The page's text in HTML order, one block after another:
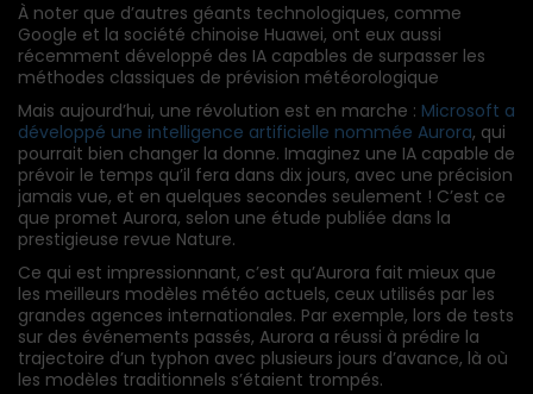
À noter que d’autres géants technologiques, comme
Google et la société chinoise Huawei, ont eux aussi
récemment développé des IA capables de surpasser les
méthodes classiques de prévision météorologique
Mais aujourd’hui, une révolution est en marche : Microsoft a
développé une intelligence artificielle nommée Aurora, qui
pourrait bien changer la donne. Imaginez une IA capable de
prévoir le temps qu’il fera dans dix jours, avec une précision
jamais vue, et en quelques secondes seulement ! C’est ce
que promet Aurora, selon une étude publiée dans la
prestigieuse revue Nature.
Ce qui est impressionnant, c’est qu’Aurora fait mieux que
les meilleurs modèles météo actuels, ceux utilisés par les
grandes agences internationales. Par exemple, lors de tests
sur des événements passés, Aurora a réussi à prédire la
trajectoire d’un typhon avec plusieurs jours d’avance, là où
les modèles traditionnels s’étaient trompés.